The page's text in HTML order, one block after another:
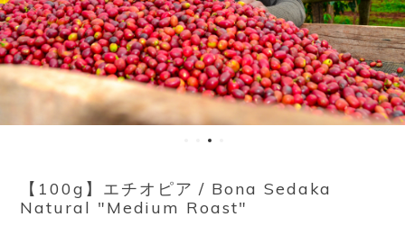
【100g】エチオピア / Bona Sedaka
Natural "Medium Roast"